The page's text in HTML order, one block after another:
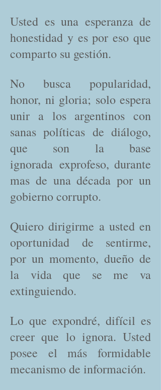
Usted es una esperanza de
honestidad y es por eso que
comparto su gestión.
No busca popularidad,
honor, ni gloria; solo espera
unir a los argentinos con
sanas políticas de diálogo,
que son la base
ignorada exprofeso, durante
mas de una década por un
gobierno corrupto.
Quiero dirigirme a usted en
oportunidad de sentirme,
por un momento, dueño de
la vida que se me va
extinguiendo.
Lo que expondré, difícil es
creer que lo ignora. Usted
posee el más formidable
mecanismo de información.